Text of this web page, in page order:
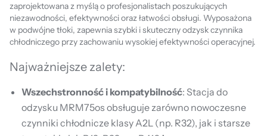
zaprojektowana z myślą o profesjonalistach poszukujących
niezawodności, efektywności oraz łatwości obsługi. Wyposażona
w podwójne tłoki, zapewnia szybki i skuteczny odzysk czynnika
chłodniczego przy zachowaniu wysokiej efektywności operacyjnej.
Najważniejsze zalety:
Wszechstronność i kompatybilność: Stacja do
odzysku MRM75os obsługuje zarówno nowoczesne
czynniki chłodnicze klasy A2L (np. R32), jak i starsze